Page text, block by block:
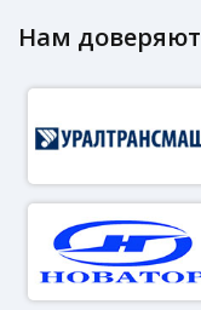
Нам доверяют